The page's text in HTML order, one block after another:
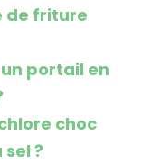
de friture
portail en
choc
?